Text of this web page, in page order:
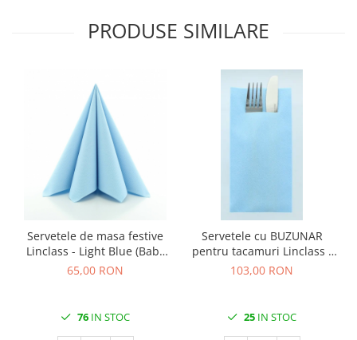
PRODUSE SIMILARE
Servetele de masa festive
Linclass - Light Blue (Baby
blue) / 40 x 40 cm / 50 buc
65,00 RON
76 IN STOC
Servetele cu BUZUNAR
pentru tacamuri Linclass -
Light Blue (Baby blue) / 40 x
103,00 RON
25 IN STOC